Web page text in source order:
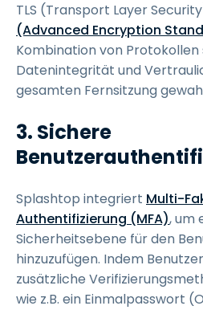
TLS (Transport Layer
(Advanced Encryption
Kombination von Protokollen
Datenintegrität und
gesamten Fernsitzung
3. Sichere
Splashtop integriert Multi-
Authentifizierung (MFA), um
Sicherheitsebene für den
hinzuzufügen. Indem
zusätzliche
wie z.B. ein Einmalpasswort